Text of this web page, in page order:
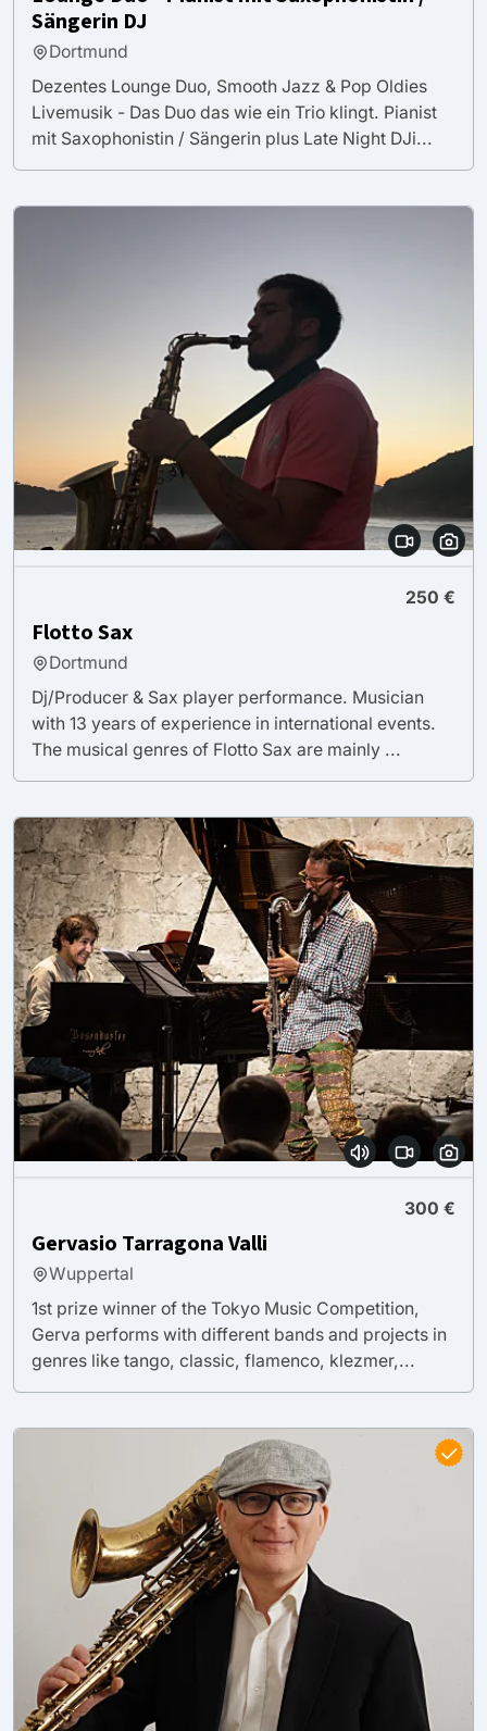
Sängerin DJ
Dortmund
Dezentes Lounge Duo, Smooth Jazz & Pop Oldies
Livemusik - Das Duo das wie ein Trio klingt. Pianist
mit Saxophonistin / Sängerin plus Late Night DJi...
250 €
Flotto Sax
Dortmund
Dj/Producer & Sax player performance. Musician
with 13 years of experience in international events.
The musical genres of Flotto Sax are mainly ...
300 €
Gervasio Tarragona Valli
Wuppertal
1st prize winner of the Tokyo Music Competition,
Gerva performs with different bands and projects in
genres like tango, classic, flamenco, klezmer,...